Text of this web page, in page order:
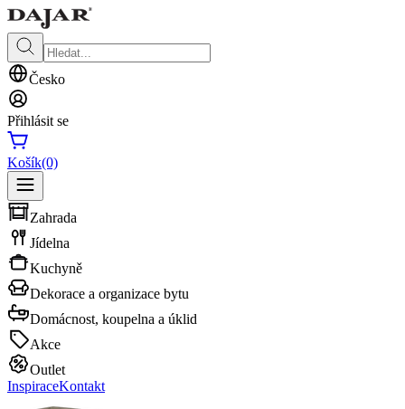
Česko
Přihlásit se
Košík(0)
Zahrada
Jídelna
Kuchyně
Dekorace a organizace bytu
Domácnost, koupelna a úklid
Akce
Outlet
InspiraceKontakt